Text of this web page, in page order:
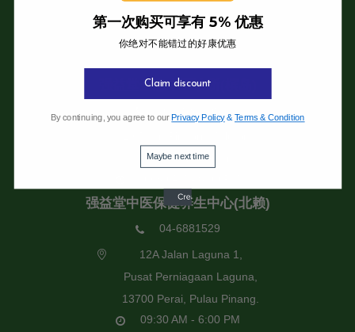
强益堂全息中医诊所(槟岛)
11600 Pulau Pinang.
强益堂中医保健养生中心(北赖)
04-6881529
12A Jalan Laguna 1,
Pusat Perniagaan Laguna,
13700 Perai, Pulau Pinang.
09:30 AM - 6:00 PM
第一次购买可享有 5% 优惠
你绝对不能错过的好康优惠
Claim discount
By continuing, you agree to our Privacy Policy&Terms & Condition
Maybe next time